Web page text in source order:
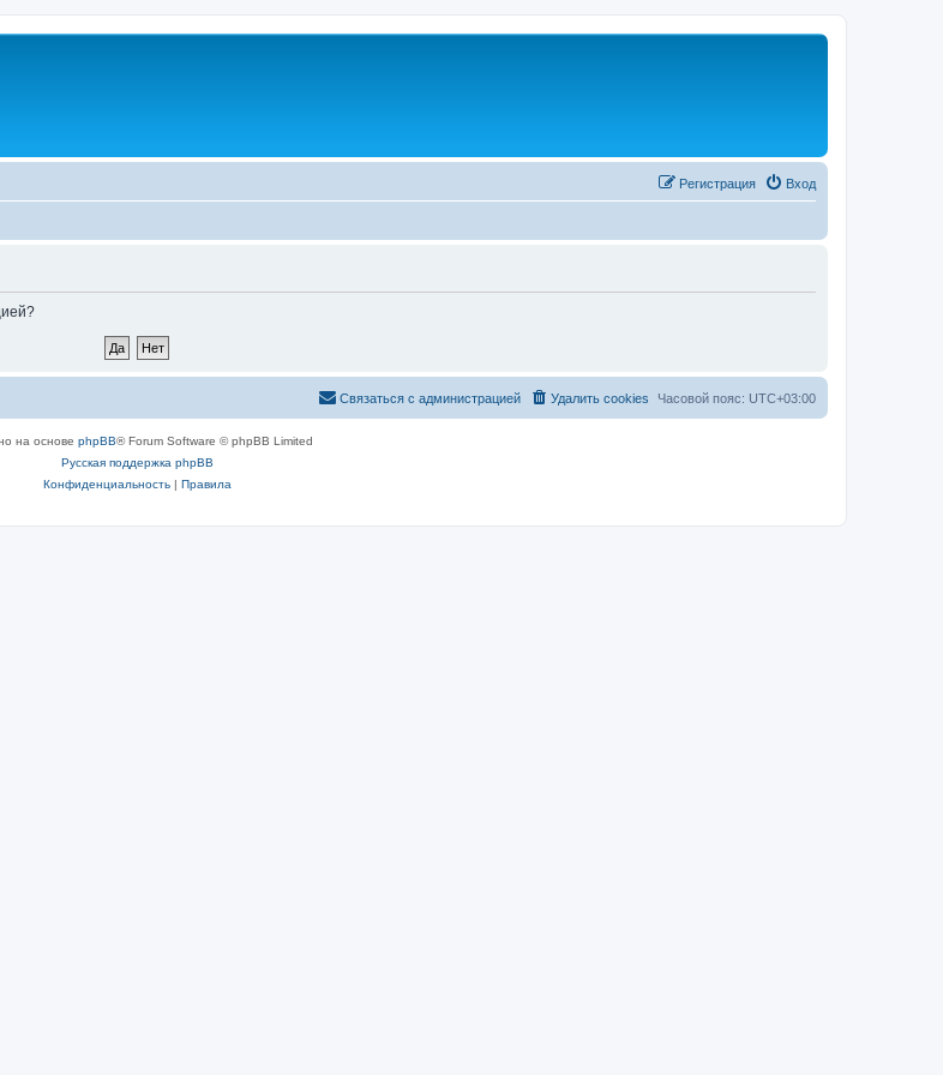
Вход
Регистрация
Часовой пояс: UTC+03:00
Удалить cookies
Связаться с администрацией
на основе phpBB® Forum Software © phpBB Limited
Русская поддержка phpBB
Конфиденциальность| Правила